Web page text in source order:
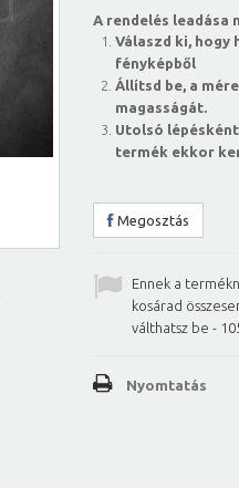
A rendelés leadása
Válaszd ki, hogy
fényképből
Állítsd be, a
magasságát.
Utolsó
termék ekkor
Megosztás
Ennek a
kosárad
válthatsz be -
Nyomtatás